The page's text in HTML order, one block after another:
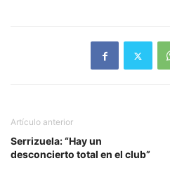
Artículo anterior
Serrizuela: “Hay un
desconcierto total en el club”